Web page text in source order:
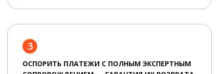
3
ОСПОРИТЬ ПЛАТЕЖИ С ПОЛНЫМ ЭКСПЕРТНЫМ